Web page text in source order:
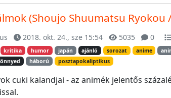
(Shoujo Shuumatsu Ryokou
2018. okt. 24., sze 15:54 5035 0
kritika humor japán ajánló sorozat anime
háború posztapokaliptikus
cuki kalandjai - az animék jelentős